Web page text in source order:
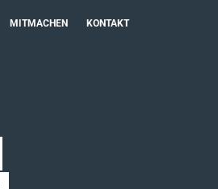
MITMACHEN KONTAKT